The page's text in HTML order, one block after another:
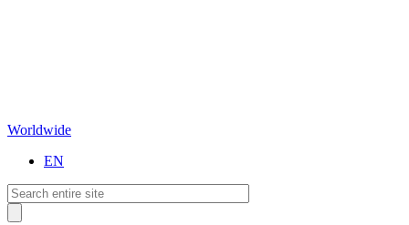
Worldwide
EN